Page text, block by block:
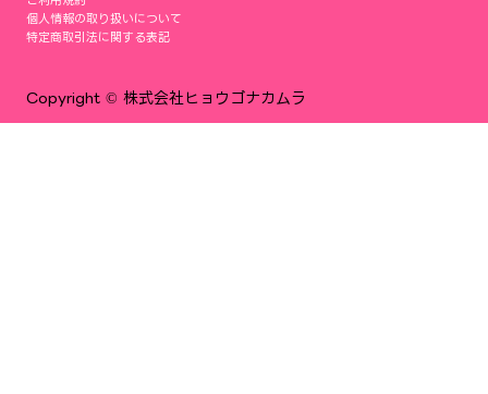
Copyright © 株式会社ヒョウゴナカムラ
個人情報の取り扱いについて
特定商取引法に関する表記